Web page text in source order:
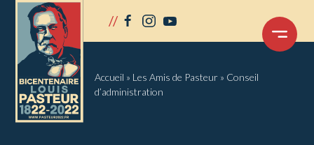
// facebook
instagram
youtube
OUVRIR
MENU
Accueil » Les Amis de Pasteur» Conseil
d’administration
Panneau de gestion des cookies